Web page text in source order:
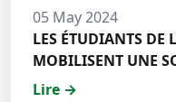
05 May 2024
LES ÉTUDIANTS DE
MOBILISENT UNE
POUR LE FONDS
Lire →